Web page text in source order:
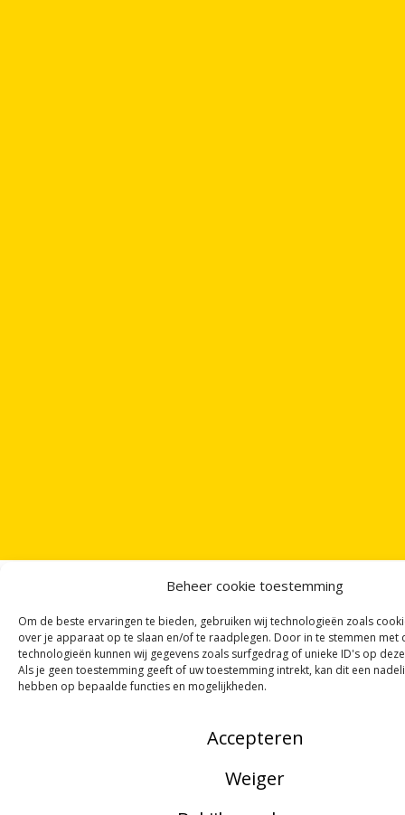
Beheer cookie toestemming
Om de beste ervaringen te bieden, gebruiken wij technologieën zoals
over je apparaat op te slaan en/of te raadplegen. Door in te stemmen met
technologieën kunnen wij gegevens zoals surfgedrag of unieke ID's op
Als je geen toestemming geeft of uw toestemming intrekt, kan dit een
hebben op bepaalde functies en mogelijkheden.
Accepteren
Weiger
ONTVANGVIER GEDICHTENPER MAAND
VIA ONZENIEUWSBRIEF!
NOORDWOORD